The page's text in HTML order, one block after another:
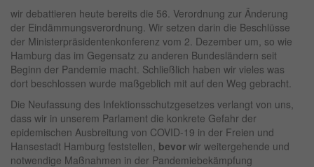
wir debattieren heute bereits die 56. Verordnung zur Änderung
der Eindämmungsverordnung. Wir setzen darin die Beschlüsse
der Ministerpräsidentenkonferenz vom 2. Dezember um, so wie
Hamburg das im Gegensatz zu anderen Bundesländern seit
Beginn der Pandemie macht. Schließlich haben wir vieles was
dort beschlossen wurde maßgeblich mit auf den Weg gebracht.
Die Neufassung des Infektionsschutzgesetzes verlangt von uns,
dass wir in unserem Parlament die konkrete Gefahr der
epidemischen Ausbreitung von COVID-19 in der Freien und
Hansestadt Hamburg feststellen, bevor wir weitergehende und
notwendige Maßnahmen in der Pandemiebekämpfung